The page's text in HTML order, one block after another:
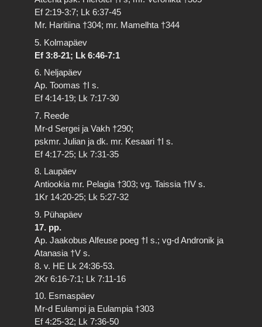
Ef 2:19-3:7; Lk 6:37-45
Mr. Haritiina †304; mr. Mamelhta †344
5. Kolmapäev
Ef 3:8-21; Lk 6:46-7:1
6. Neljapäev
Ap. Toomas †I s.
Ef 4:14-19; Lk 7:17-30
7. Reede
Mr-d Sergei ja Vakh †290;
pskmr. Julian ja dk. mr. Kesaari †I s.
Ef 4:17-25; Lk 7:31-35
8. Laupäev
Antiookia mr. Pelagia †303; vg. Taissia †IV s.
1Kr 14:20-25; Lk 5:27-32
9. Pühapäev
17. pp.
Ap. Jaakobus Alfeuse poeg †I s.; vg-d Andronik ja
Atanasia †V s.
8. v. HE Lk 24:36-53.
2Kr 6:16-7:1; Lk 7:11-16
10. Esmaspäev
Mr-d Eulampi ja Eulampia †303
Ef 4:25-32; Lk 7:36-50